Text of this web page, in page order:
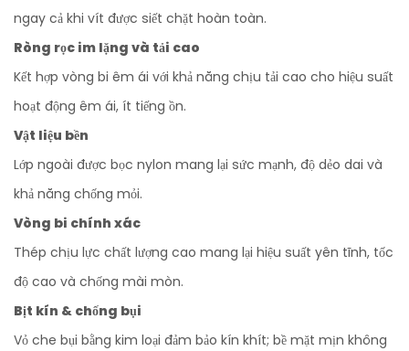
ngay cả khi vít được siết chặt hoàn toàn.
Ròng rọc im lặng và tải cao
Kết hợp vòng bi êm ái với khả năng chịu tải cao cho hiệu suất
hoạt động êm ái, ít tiếng ồn.
Vật liệu bền
Lớp ngoài được bọc nylon mang lại sức mạnh, độ dẻo dai và
khả năng chống mỏi.
Vòng bi chính xác
Thép chịu lực chất lượng cao mang lại hiệu suất yên tĩnh, tốc
độ cao và chống mài mòn.
Bịt kín & chống bụi
Vỏ che bụi bằng kim loại đảm bảo kín khít; bề mặt mịn không